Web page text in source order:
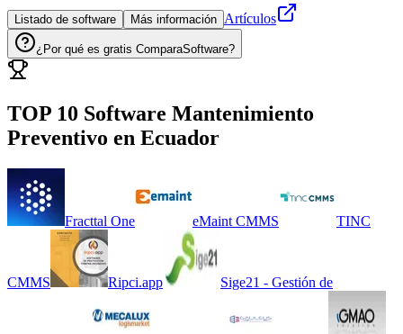
Listado de software Más información Artículos
¿Por qué es gratis ComparaSoftware?
TOP 10 Software Mantenimiento
Preventivo en Ecuador
Fracttal One eMaint CMMS TINC
CMMS Ripci.app Sige21 - Gestión de